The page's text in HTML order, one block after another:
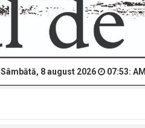
Sâmbătă, 8 august 2026 07:53: AM